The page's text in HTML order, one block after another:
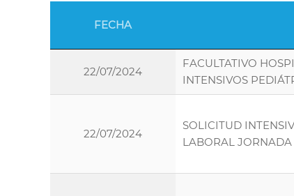
FECHA
22/07/2024
FACULTATIVO
INTENSIVOS
22/07/2024
SOLICITUD
LABORAL JORNADA